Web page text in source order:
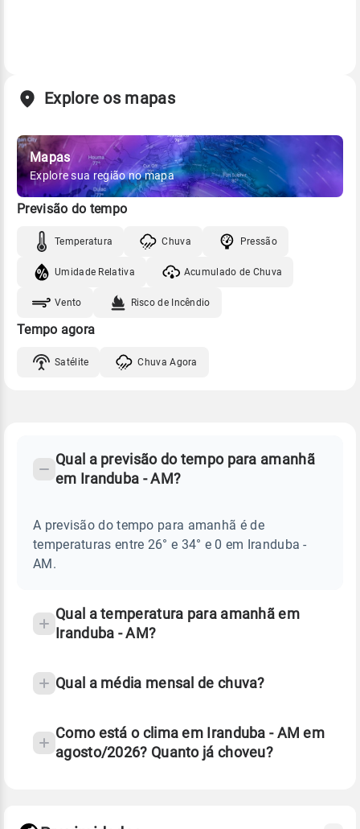
Explore os mapas
Mapas
Explore sua região no mapa
Previsão do tempo
Temperatura Chuva Pressão
Umidade Relativa Acumulado de Chuva
Vento Risco de Incêndio
Tempo agora
Satélite Chuva Agora
IRANDUBA
Perguntas
sobre
chuva
Qual a previsão do tempo para amanhã
em Iranduba - AM?
A previsão do tempo para amanhã é de
temperaturas entre 26° e 34° e 0 em Iranduba -
AM.
Qual a temperatura para amanhã em
Iranduba - AM?
Qual a média mensal de chuva?
Como está o clima em Iranduba - AM em
agosto/2026? Quanto já choveu?